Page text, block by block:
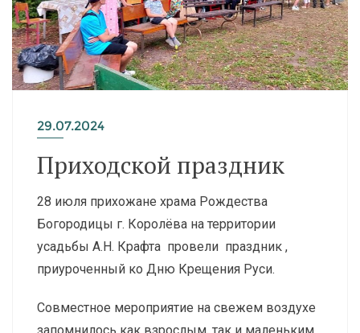
29.07.2024
Приходской праздник
28 июля прихожане храма Рождества
Богородицы г. Королёва на территории
усадьбы А.Н. Крафта провели праздник ,
приуроченный ко Дню Крещения Руси.
Совместное мероприятие на свежем воздухе